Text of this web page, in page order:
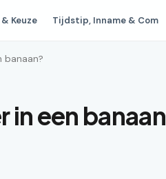
Keuze Tijdstip, Inname & Com
banaan?
in een